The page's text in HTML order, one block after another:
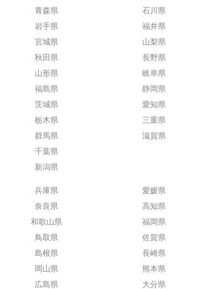
青森県
岩手県
宮城県
秋田県
山形県
福島県
茨城県
栃木県
群馬県
千葉県
新潟県
石川県
福井県
山梨県
長野県
岐阜県
静岡県
愛知県
三重県
滋賀県
兵庫県
奈良県
和歌山県
鳥取県
島根県
岡山県
広島県
愛媛県
高知県
福岡県
佐賀県
長崎県
熊本県
大分県